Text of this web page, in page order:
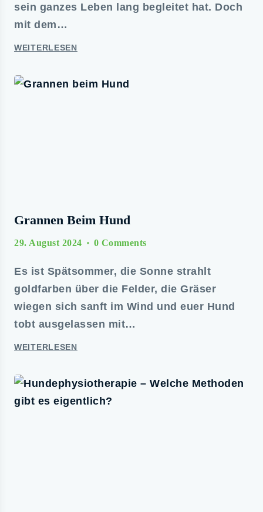
sein ganzes Leben lang begleitet hat. Doch
mit dem…
WEITERLESEN
Grannen Beim Hund
29. August 2024 0 Comments
Es ist Spätsommer, die Sonne strahlt
goldfarben über die Felder, die Gräser
wiegen sich sanft im Wind und euer Hund
tobt ausgelassen mit…
WEITERLESEN